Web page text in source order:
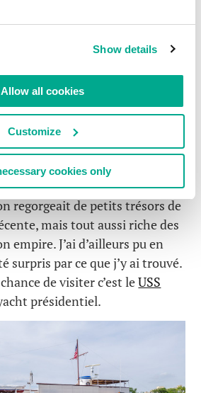
Show details
Allow all cookies
Customize
cookies only
la liste mais je pense
endroits ont déjà été cités.
à Washington D.C que j’ai
d’un circuit touristique
d’une journée. C’était
Mais soudain …
j’ai découvert que la
regorgeait de petits trésors de
mais tout aussi riche des
empire. J’ai d’ailleurs pu en
surpris par ce que j’y ai trouvé.
de visiter c’est leUSS
présidentiel.